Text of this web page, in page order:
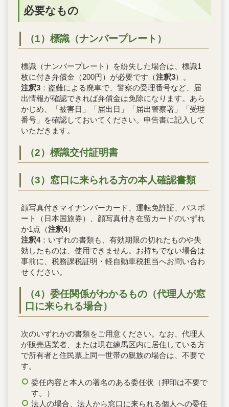
必要なもの
（1）標識（ナンバープレート）
標識（ナンバープレート）を紛失した場合は、標識1
枚に付き弁償金（200円）が必要です（注釈3）。
注釈3 ：盗難による廃車で、警察の受理番号など、届
出情報が確認できれば弁償金は免除になります。あら
かじめ、「被害日」「届出日」「届出警察署」「受理
番号」を確認しておいてください。申告書に記入して
いただきます。
（2）標識交付証明書
（3）窓口に来られる方の本人確認書類
顔写真付きマイナンバーカード、運転免許証、パスポ
ート（日本国旅券）、顔写真付き在留カードのいずれ
か1点（注釈4）
注釈4：いずれの書類も、有効期限の切れたものや失
効したものは、使用できません。お持ちでない場合は
事前に、税務課税証明・軽自動車税担当へお問い合わ
せください。
（4）委任関係がわかるもの（代理人が窓
口に来られる場合）
次のいずれかの書類をご用意ください。なお、代理人
が販売店業者、または現在練馬区内に居住している方
で所有者と住民票上同一世帯の親族の場合は、不要で
す。
委任内容と本人の署名のある委任状（押印は不要で
す。）
法人の場合、法人から窓口に来られる個人への委任